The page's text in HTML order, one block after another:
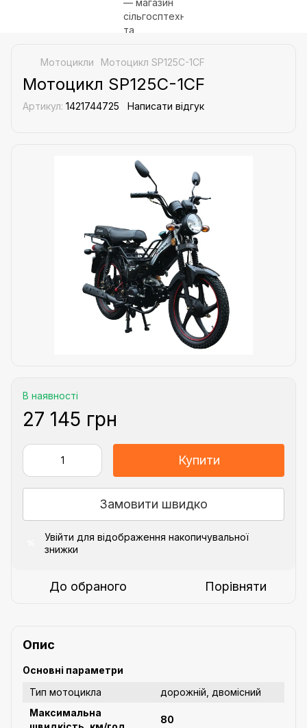
Мотоцикли Мотоцикл SP125C-1CF
Мотоцикл SP125C-1CF
Артикул: 1421744725 Написати відгук
В наявності
27 145 грн
Купити
Замовити швидко
Увійти для відображення накопичувальної
знижки
До обраного Порівняти
Опис
Основні параметри
Тип мотоцикла
дорожній, двомісний
Максимальна
80